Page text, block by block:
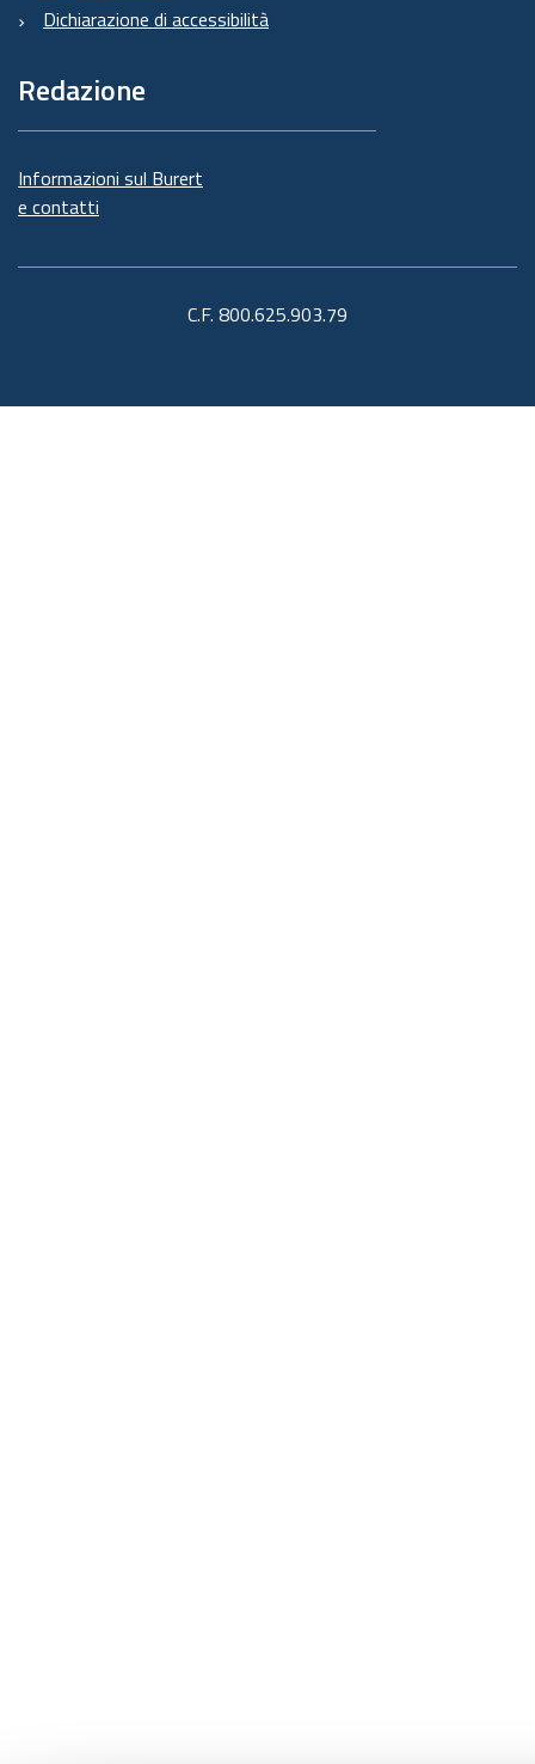
Dichiarazione di accessibilità
Redazione
Informazioni sul Burert
e contatti
C.F. 800.625.903.79